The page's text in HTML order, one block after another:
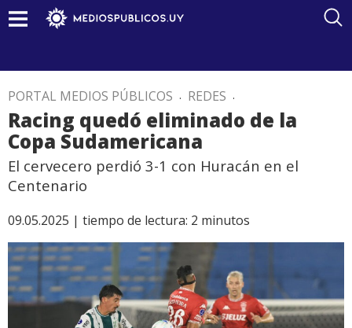
PORTAL MEDIOS PÚBLICOS . REDES .
Racing quedó eliminado de la
Copa Sudamericana
El cervecero perdió 3-1 con Huracán en el
Centenario
09.05.2025 | tiempo de lectura: 2 minutos